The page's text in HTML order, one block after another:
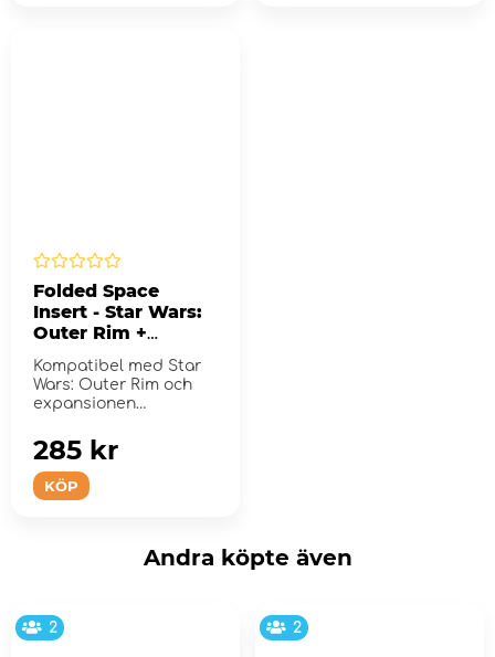
Folded Space
Insert - Star Wars:
Outer Rim +
Kompatibel med Star
Wars: Outer Rim och
expansionen
KÖP
285 kr
Andra köpte även
2 2